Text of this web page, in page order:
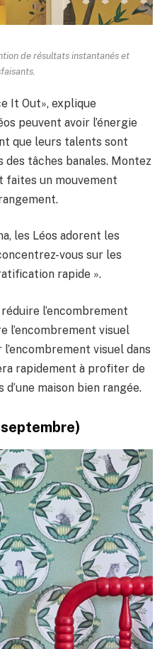
de résultats instantanés et
It Out», explique
peuvent avoir l’énergie
que leurs talents sont
des tâches banales. Montez
faites un mouvement
les Léos adorent les
vous sur les
rapide ».
l’encombrement
l’encombrement visuel
visuel dans
rapidement à profiter de
maison bien rangée.